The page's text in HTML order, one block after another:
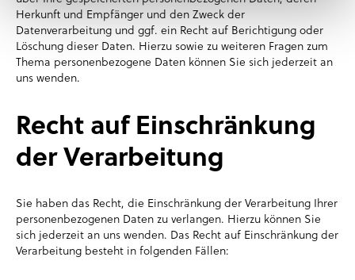
Herkunft und Empfänger und den Zweck der
Datenverarbeitung und ggf. ein Recht auf Berichtigung oder
Löschung dieser Daten. Hierzu sowie zu weiteren Fragen zum
Thema personenbezogene Daten können Sie sich jederzeit an
uns wenden.
Recht auf Einschränkung
der Verarbeitung
Sie haben das Recht, die Einschränkung der Verarbeitung Ihrer
personenbezogenen Daten zu verlangen. Hierzu können Sie
sich jederzeit an uns wenden. Das Recht auf Einschränkung der
Verarbeitung besteht in folgenden Fällen: